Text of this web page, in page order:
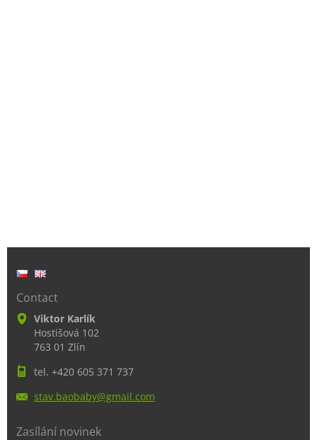
Contact
Viktor Karlík
Hostišová 102
763 01 Zlín
tel. +420 605 371 737
stav.baobaby@gmail.com
Zasílání novinek